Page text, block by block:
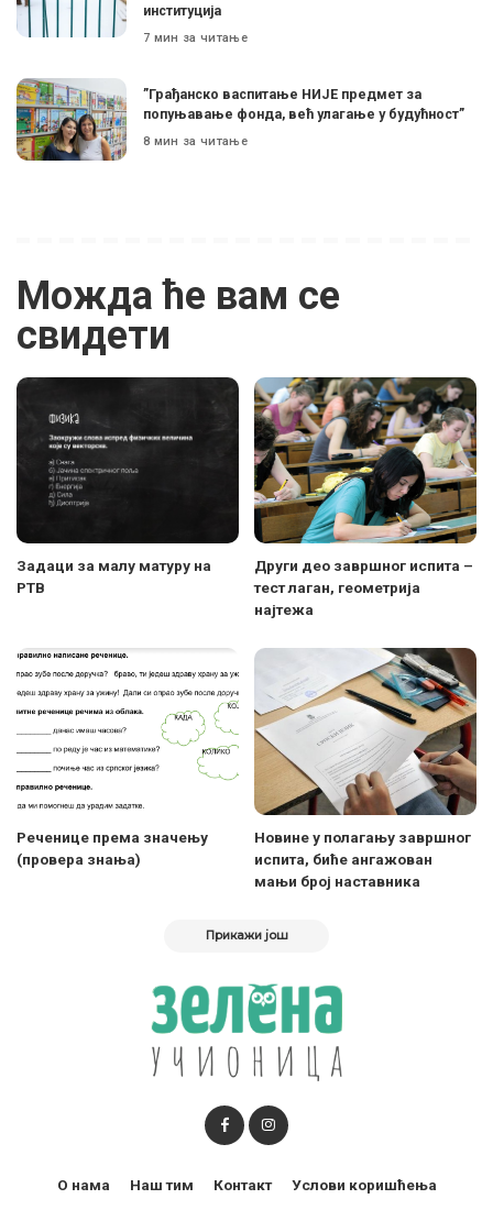
институција
7 мин за читање
”Грађанско васпитање НИЈЕ предмет за
попуњавање фонда, већ улагање у будућност”
8 мин за читање
Можда ће вам се
свидети
Задаци за малу матуру на
РТВ
Други део завршног испита –
тест лаган, геометрија
најтежа
Реченице према значењу
(провера знања)
Новине у полагању завршног
испита, биће ангажован
мањи број наставника
Прикажи још
О нама Наш тим Контакт Услови коришћења